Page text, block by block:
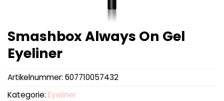
Smashbox Always On Gel
Eyeliner
Artikelnummer: 607710057432
Kategorie: Eyeliner